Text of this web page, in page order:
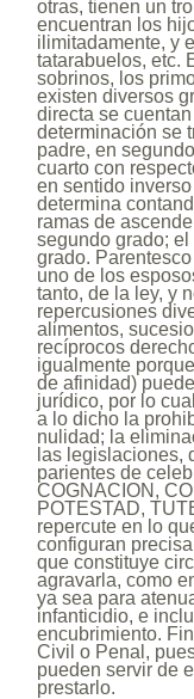
otras, tienen un
encuentran los
ilimitadamente, y
tatarabuelos, etc.
sobrinos, los
existen diversos
directa se
determinación se
padre, en
cuarto con
en sentido
determina
ramas de
segundo grado;
grado.
uno de los
tanto, de la ley, y
repercusiones
alimentos,
recíprocos
igualmente
de afinidad)
jurídico, por lo
a lo dicho la
nulidad; la
las legislaciones,
parientes de
COGNACION,
POTESTAD,
repercute en lo
configuran
que constituye
agravarla, como
ya sea para
infanticidio, e
encubrimiento.
Civil o Penal,
pueden servir de
prestarlo.